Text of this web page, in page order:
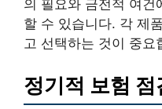
의 필요와 금전적 여건
할 수 있습니다. 각 제
고 선택하는 것이 중요
정기적 보험